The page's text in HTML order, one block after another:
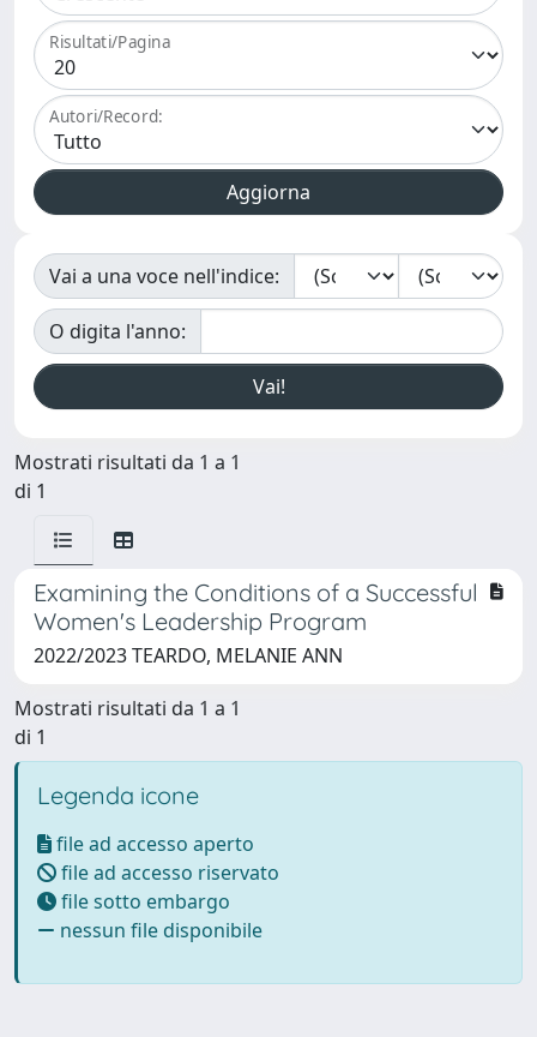
Risultati/Pagina
Autori/Record:
Vai a una voce nell'indice:
O digita l'anno:
Mostrati risultati da 1 a 1
di 1
Examining the Conditions of a Successful
Women's Leadership Program
2022/2023 TEARDO, MELANIE ANN
Mostrati risultati da 1 a 1
di 1
Legenda icone
file ad accesso aperto
file ad accesso riservato
file sotto embargo
nessun file disponibile